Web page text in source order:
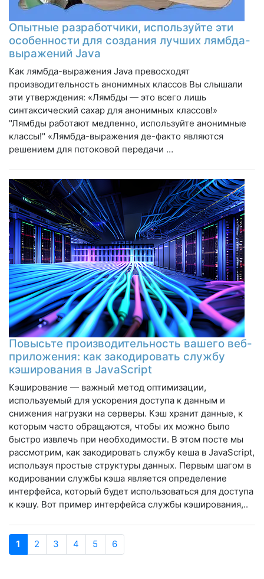
Опытные разработчики, используйте эти
особенности для создания лучших лямбда-
выражений Java
Как лямбда-выражения Java превосходят
производительность анонимных классов Вы слышали
эти утверждения: «Лямбды — это всего лишь
синтаксический сахар для анонимных классов!»
"Лямбды работают медленно, используйте анонимные
классы!" «Лямбда-выражения де-факто являются
решением для потоковой передачи …
Повысьте производительность вашего веб-
приложения: как закодировать службу
кэширования в JavaScript
Кэширование — важный метод оптимизации,
используемый для ускорения доступа к данным и
снижения нагрузки на серверы. Кэш хранит данные, к
которым часто обращаются, чтобы их можно было
быстро извлечь при необходимости. В этом посте мы
рассмотрим, как закодировать службу кеша в JavaScript,
используя простые структуры данных. Первым шагом в
кодировании службы кэша является определение
интерфейса, который будет использоваться для доступа
к кэшу. Вот пример интерфейса службы кэширования,..
1 2 3 4 5 6